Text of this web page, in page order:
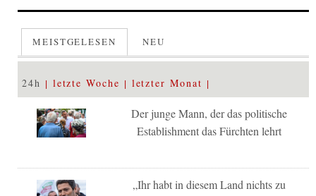
MEISTGELESEN NEU
24h letzte Woche letzter Monat
Der junge Mann, der das politische
Establishment das Fürchten lehrt
„Ihr habt in diesem Land nichts zu